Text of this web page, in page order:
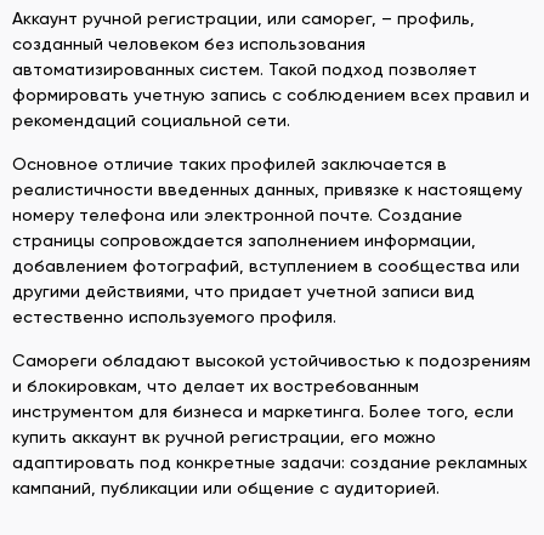
Аккаунт ручной регистрации, или саморег, – профиль,
созданный человеком без использования
автоматизированных систем. Такой подход позволяет
формировать учетную запись с соблюдением всех правил и
рекомендаций социальной сети.
Основное отличие таких профилей заключается в
реалистичности введенных данных, привязке к настоящему
номеру телефона или электронной почте. Создание
страницы сопровождается заполнением информации,
добавлением фотографий, вступлением в сообщества или
другими действиями, что придает учетной записи вид
естественно используемого профиля.
Самореги обладают высокой устойчивостью к подозрениям
и блокировкам, что делает их востребованным
инструментом для бизнеса и маркетинга. Более того, если
купить аккаунт вк ручной регистрации, его можно
адаптировать под конкретные задачи: создание рекламных
кампаний, публикации или общение с аудиторией.